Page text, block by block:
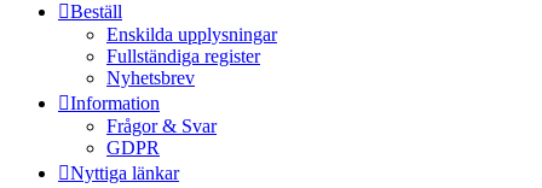
Beställ
Enskilda upplysningar
Fullständiga register
Nyhetsbrev
Information
Frågor & Svar
GDPR
Nyttiga länkar